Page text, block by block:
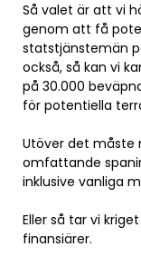
Så valet är att vi
genom att få
statstjänstemän
också, så kan vi
på 30.000
för potentiella
Utöver det måste
omfattande
inklusive vanliga
Eller så tar vi
finansiärer.